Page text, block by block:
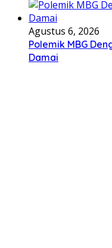
Agustus 6, 2026
Polemik MBG
Damai